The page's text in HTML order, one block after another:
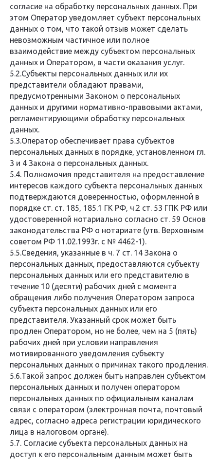
согласие на обработку персональных данных. При
этом Оператор уведомляет субъект персональных
данных о том, что такой отзыв может сделать
невозможным частичное или полное
взаимодействие между субъектом персональных
данных и Оператором, в части оказания услуг.
5.2.Субъекты персональных данных или их
представители обладают правами,
предусмотренными Законом о персональных
данных и другими нормативно-правовыми актами,
регламентирующими обработку персональных
данных.
5.3.Оператор обеспечивает права субъектов
персональных данных в порядке, установленном гл.
3 и 4 Закона о персональных данных.
5.4. Полномочия представителя на предоставление
интересов каждого субъекта персональных данных
подтверждаются доверенностью, оформленной в
порядке ст. ст. 185, 185.1 ГК РФ, ч.2 ст. 53 ГПК РФ или
удостоверенной нотариально согласно ст. 59 Основ
законодательства РФ о нотариате (утв. Верховным
советом РФ 11.02.1993г. с № 4462-1).
5.5.Сведения, указанные в ч. 7 ст. 14 Закона о
персональных данных, предоставляются субъекту
персональных данных или его представителю в
течение 10 (десяти) рабочих дней с момента
обращения либо получения Оператором запроса
субъекта персональных данных или его
представителя. Указанный срок может быть
продлен Оператором, но не более, чем на 5 (пять)
рабочих дней при условии направления
мотивированного уведомления субъекту
персональных данных о причинах такого продления.
5.6.Такой запрос должен быть направлен субъектом
персональных данных и получен оператором
персональных данных по официальным каналам
связи с оператором (электронная почта, почтовый
адрес, согласно адреса регистрации юридического
лица в налоговом органе).
5.7. Согласие субъекта персональных данных на
доступ к его персональным данным может быть